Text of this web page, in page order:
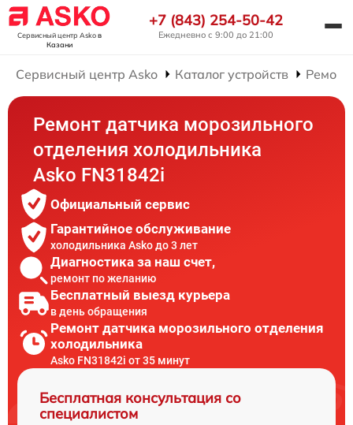
Сервисный центр Askoв
Казани
+7 (843) 254-50-42
Ежедневно с 9:00 до 21:00
Сервисный центр Asko Каталог устройств
Ремонт датчика морозильного
отделения холодильника
Asko FN31842i
Официальный сервис
Гарантийное обслуживание
холодильника Asko до 3 лет
Диагностика за наш счет,
ремонт по желанию
Бесплатный выезд курьера
в день обращения
Ремонт датчика морозильного отделения
холодильника
Asko FN31842i от 35 минут
Бесплатная консультация со
специалистом